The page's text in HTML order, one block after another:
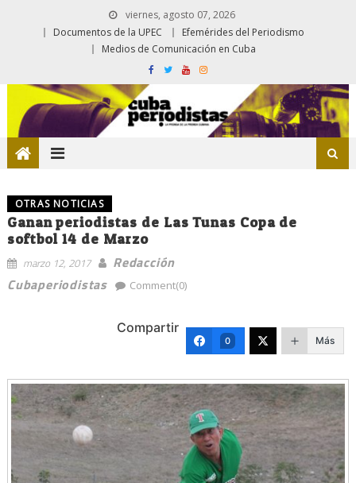
viernes, agosto 07, 2026
Documentos de la UPEC
Efemérides del Periodismo
Medios de Comunicación en Cuba
OTRAS NOTICIAS
Ganan periodistas de Las Tunas Copa de
softbol 14 de Marzo
marzo 12, 2017
Redacción
Cubaperiodistas
Comment(0)
Compartir
0 Más